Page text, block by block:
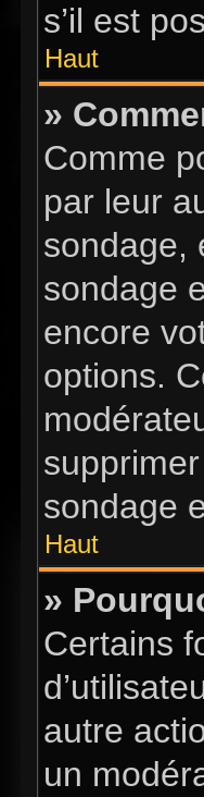
s’il est
Haut
»
Comme
par leur
sondage,
sondage
encore
options.
sondage
Haut
»
Certains
autre
un